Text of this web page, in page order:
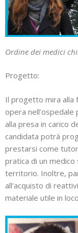
Ordine dei medici
Progetto:
Il progetto mira alla
opera
alla presa in carico
candidata potrà
prestarsi come
pratica di un
territorio. Inoltre,
all’acquisto di
materiale utile in